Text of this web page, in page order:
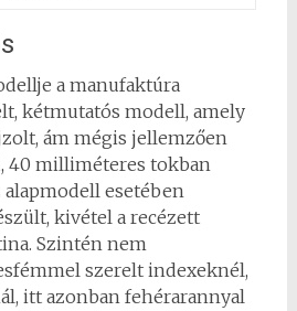
a manufaktúra
kétmutatós modell, amely
ám mégis jellemzően
40 milliméteres tokban
esetében
kivétel a recézett
Szintén nem
szerelt indexeknél,
itt azonban fehérarannyal